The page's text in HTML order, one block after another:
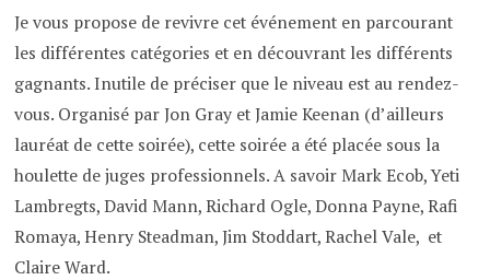
Je vous propose de revivre cet événement en parcourant
les différentes catégories et en découvrant les différents
gagnants. Inutile de préciser que le niveau est au rendez-
vous. Organisé par Jon Gray et Jamie Keenan (d’ailleurs
lauréat de cette soirée), cette soirée a été placée sous la
houlette de juges professionnels. A savoir Mark Ecob, Yeti
Lambregts, David Mann, Richard Ogle, Donna Payne, Rafi
Romaya, Henry Steadman, Jim Stoddart, Rachel Vale, et
Claire Ward.